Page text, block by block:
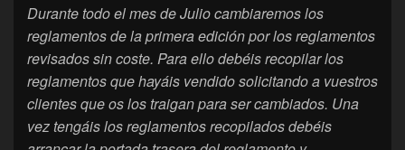
Durante todo el mes de Julio cambiaremos los
reglamentos de la primera edición por los reglamentos
revisados sin coste. Para ello debéis recopilar los
reglamentos que hayáis vendido solicitando a vuestros
clientes que os los traigan para ser cambiados. Una
vez tengáis los reglamentos recopilados debéis